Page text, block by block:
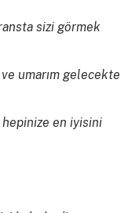
sizi görmek
umarım gelecekte
en iyisini